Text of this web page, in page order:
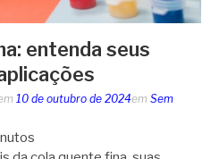
entenda seus
10 de outubro de 2024em Sem